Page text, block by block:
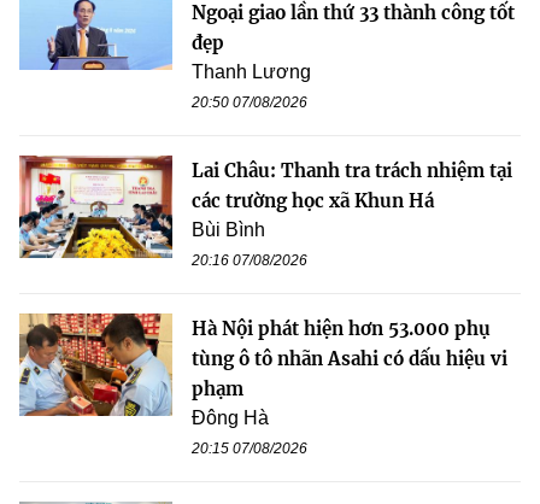
Ngoại giao lần thứ 33 thành công tốt
đẹp
Thanh Lương
20:50 07/08/2026
Lai Châu: Thanh tra trách nhiệm tại
các trường học xã Khun Há
Bùi Bình
20:16 07/08/2026
Hà Nội phát hiện hơn 53.000 phụ
tùng ô tô nhãn Asahi có dấu hiệu vi
phạm
Đông Hà
20:15 07/08/2026